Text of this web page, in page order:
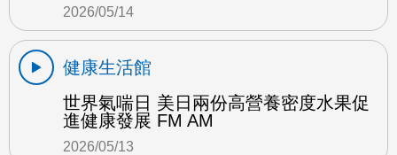
2026/05/14
健康生活館
世界氣喘日 美日兩份高營養密度水果促
進健康發展 FM AM
2026/05/13